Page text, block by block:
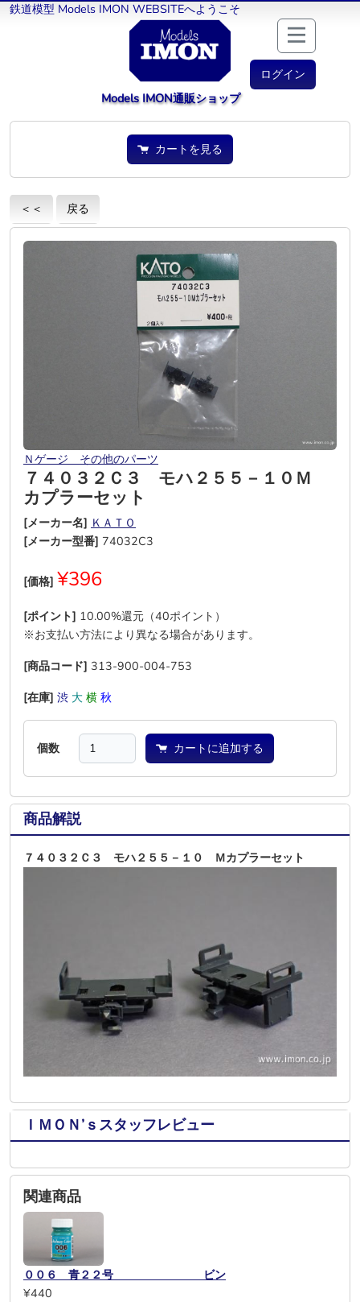
鉄道模型 Models IMON WEBSITEへようこそ
ログイン
Models IMON通販ショップ
カートを見る
＜＜ 戻る
Ｎゲージ その他のパーツ
７４０３２Ｃ３ モハ２５５－１０Ｍ
カプラーセット
[メーカー名] ＫＡＴＯ
[メーカー型番] 74032C3
[価格] ¥396
[ポイント] 10.00%還元（40ポイント）
※お支払い方法により異なる場合があります。
[商品コード] 313-900-004-753
[在庫] 渋 大 横 秋
個数 カートに追加する
商品解説
７４０３２Ｃ３ モハ２５５－１０ Ｍカプラーセット
ＩＭＯＮ’ｓスタッフレビュー
関連商品
００６ 青２２号 ビン
¥440